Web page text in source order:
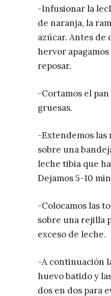
-Infusionar la
de naranja, la
azúcar. Antes de
hervor
reposar.
-Cortamos el
gruesas.
-Extendemos las
sobre una
leche tibia que
Dejamos 5-10
-Colocamos las
sobre una rejilla
exceso de leche.
-A continuación
huevo batido y
dos en dos para